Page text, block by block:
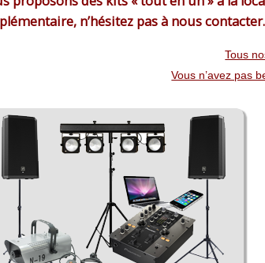
n’hésitez pas à nous contacter.
Tous
Vous n’avez pas